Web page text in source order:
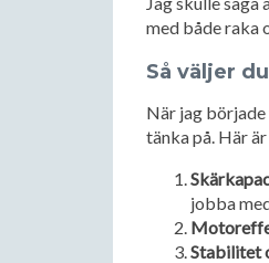
med både raka
Så väljer
När jag
tänka på. Här
jobba
Stabilitet